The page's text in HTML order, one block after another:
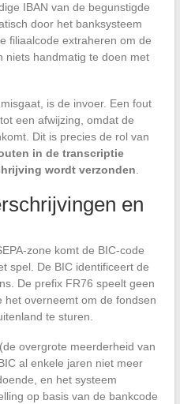
IBAN van de begunstigde
door het banksysteem
filiaalcode extraheren om de
niets handmatig te doen met
is de invoer. Een fout
een afwijzing, omdat de
Dit is precies de rol van
in de transcriptie
wordt verzonden.
en
zone komt de BIC-code
spel. De BIC identificeert de
De prefix FR76 speelt geen
het overneemt om de fondsen
te sturen.
overgrote meerderheid van
al enkele jaren niet meer
en het systeem
op basis van de bankcode